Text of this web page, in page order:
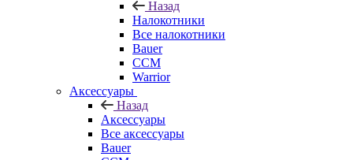
Назад
Налокотники
Все налокотники
Bauer
CCM
Warrior
Аксессуары
Назад
Аксессуары
Все аксессуары
Bauer